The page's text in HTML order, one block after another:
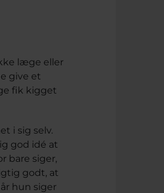
læge eller
give et
fik kigget
i sig selv.
god idé at
bare siger,
godt, at
hun siger